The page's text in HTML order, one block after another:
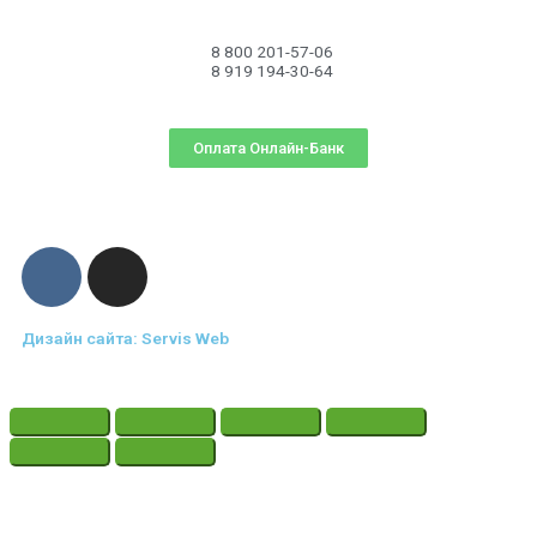
8 800 201-57-06
8 919 194-30-64
Оплата Онлайн-Банк
Дизайн сайта: Servis Web